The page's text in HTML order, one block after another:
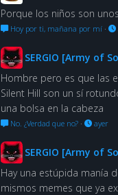
Porque los niños son
Hoy por ti, mañana por mí ·
SERGIO [Army of
Hombre pero es que las
Silent Hill son un sí
una bolsa en la cabeza
No. ¿Verdad que no? · ayer
SERGIO [Army of
Hay una estúpida manía
mismos memes que ya